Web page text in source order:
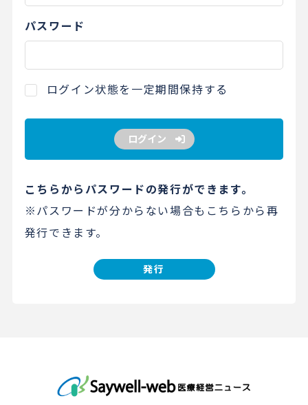
パスワード
ログイン状態を一定期間保持する
ログイン
こちらからパスワードの発行ができます。
※パスワードが分からない場合もこちらから再
発行できます。
発行